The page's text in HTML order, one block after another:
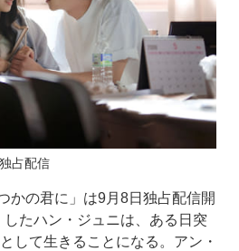
占配信
かの君に」は9月8日独占配信開
たハン・ジュニは、ある日突
して生きることになる。アン・